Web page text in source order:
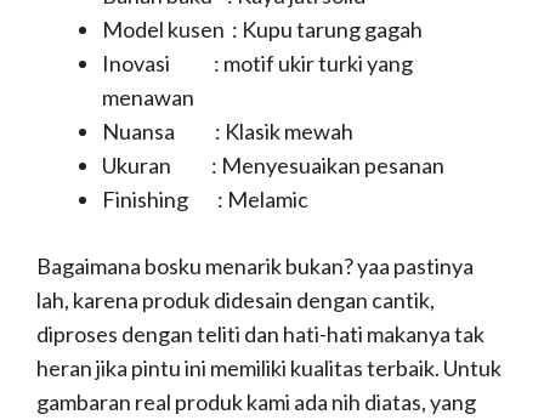
Model kusen : Kupu tarung gagah
Inovasi : motif ukir turki yang
menawan
Nuansa : Klasik mewah
Ukuran : Menyesuaikan pesanan
Finishing : Melamic
Bagaimana bosku menarik bukan? yaa pastinya
lah, karena produk didesain dengan cantik,
diproses dengan teliti dan hati-hati makanya tak
heran jika pintu ini memiliki kualitas terbaik. Untuk
gambaran real produk kami ada nih diatas, yang